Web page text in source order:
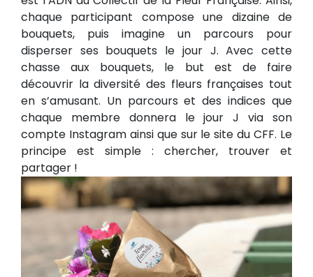
chaque participant compose une dizaine de
bouquets, puis imagine un parcours pour
disperser ses bouquets le jour J. Avec cette
chasse aux bouquets, le but est de faire
découvrir la diversité des fleurs françaises tout
en s’amusant. Un parcours et des indices que
chaque membre donnera le jour J via son
compte Instagram ainsi que sur le site du CFF. Le
principe est simple : chercher, trouver et
partager !